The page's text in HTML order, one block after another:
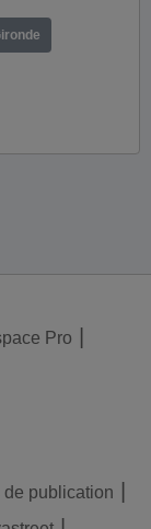
Pro
de publication